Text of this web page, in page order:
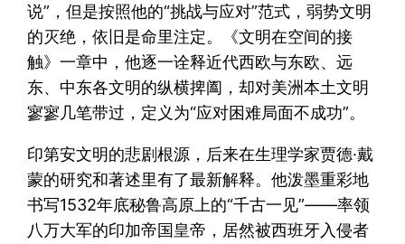
说”，但是按照他的“挑战与应对”范式，弱势文明
的灭绝，依旧是命里注定。《文明在空间的接
触》一章中，他逐一诠释近代西欧与东欧、远
东、中东各文明的纵横捭阖，却对美洲本土文明
寥寥几笔带过，定义为“应对困难局面不成功”。
印第安文明的悲剧根源，后来在生理学家贾德·戴
蒙的研究和著述里有了最新解释。他泼墨重彩地
书写1532年底秘鲁高原上的“千古一见”——率领
八万大军的印加帝国皇帝，居然被西班牙入侵者